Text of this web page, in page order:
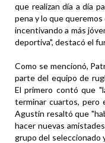
que realizan día a día
pena y lo que
incentivando a más
deportiva", destacó el
Como se mencionó,
parte del equipo de
El primero contó que
terminar cuartos, pero
Agustín resaltó que
hacer nuevas
grupo del seleccionado